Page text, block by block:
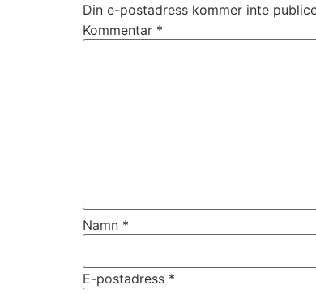
Din e-postadress kommer inte
Kommentar *
Namn *
E-postadress *